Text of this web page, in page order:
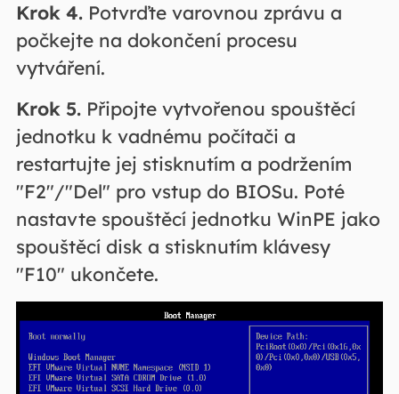
Krok 4.Potvrďte varovnou zprávu a
počkejte na dokončení procesu
vytváření.
Krok 5.Připojte vytvořenou spouštěcí
jednotku k vadnému počítači a
restartujte jej stisknutím a podržením
"F2"/"Del" pro vstup do BIOSu. Poté
nastavte spouštěcí jednotku WinPE jako
spouštěcí disk a stisknutím klávesy
"F10" ukončete.